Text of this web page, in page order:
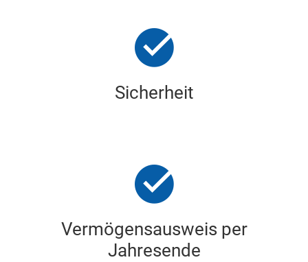
Sicherheit
Vermögensausweis per
Jahresende